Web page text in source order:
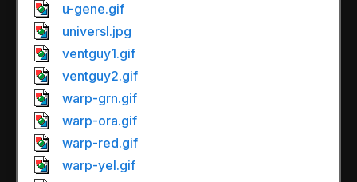
u-gene.gif
universl.jpg
ventguy1.gif
ventguy2.gif
warp-grn.gif
warp-ora.gif
warp-red.gif
warp-yel.gif